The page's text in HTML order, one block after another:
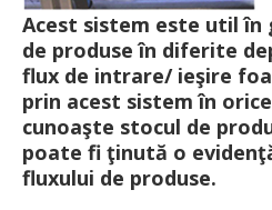
Acest sistem este util în
de produse în diferite
flux de intrare/ ieşire
prin acest sistem în
cunoaşte stocul de
poate fi ţinută o
fluxului de produse.